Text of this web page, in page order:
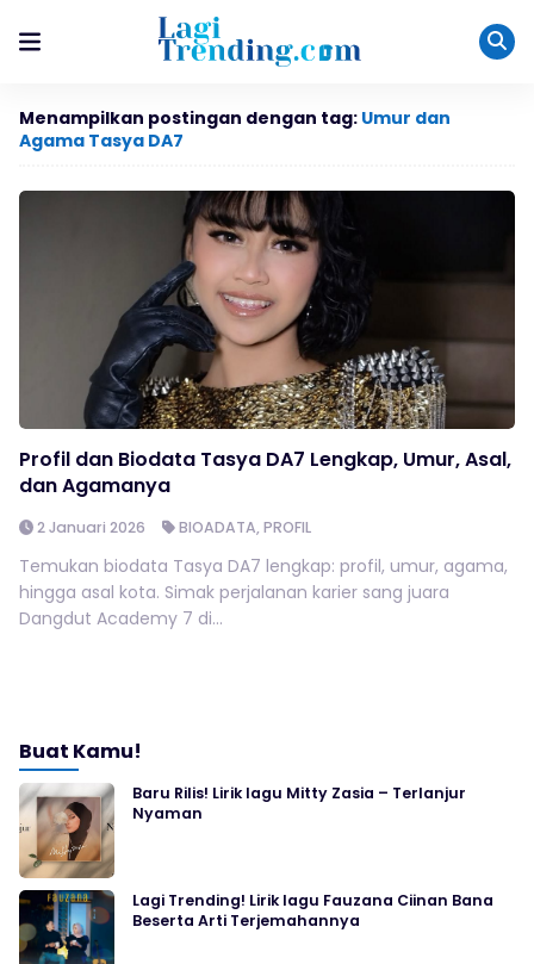
Menampilkan postingan dengan tag: Umur dan
Agama Tasya DA7
Profil dan Biodata Tasya DA7 Lengkap, Umur, Asal,
dan Agamanya
2 Januari 2026 BIOADATA,PROFIL
Temukan biodata Tasya DA7 lengkap: profil, umur, agama,
hingga asal kota. Simak perjalanan karier sang juara
Dangdut Academy 7 di...
Buat Kamu!
Baru Rilis! Lirik lagu Mitty Zasia – Terlanjur
Nyaman
Lagi Trending! Lirik lagu Fauzana Ciinan Bana
Beserta Arti Terjemahannya